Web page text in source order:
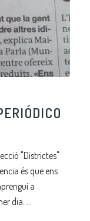
"Districtes"
és que ens
a
dia. …